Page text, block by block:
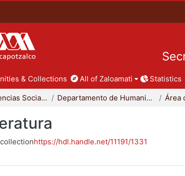
& Collections All of Zaloamati Statistics
División de Ciencias Sociales y Humanidades Departamento de Humanidades Área
https://hdl.handle.net/11191/1331